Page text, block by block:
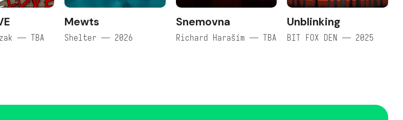
— TBA
Mewts
Shelter — 2026
Snemovna
Richard Haraším — TBA
Unblinking
BIT FOX DEN — 2025